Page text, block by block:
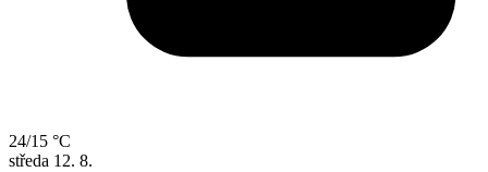
24/15 °C
středa 12. 8.